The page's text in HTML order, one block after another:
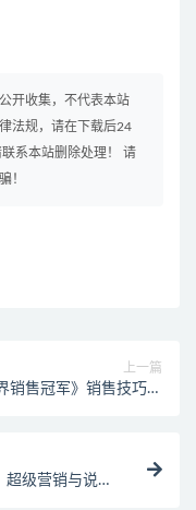
开收集，不代表本站
法规，请在下载后24
系本站删除处理！ 请
！
上一篇
销售冠军》销售技巧视
超级营销与说